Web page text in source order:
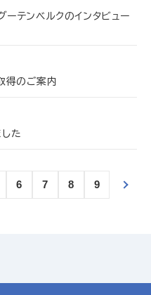
テンベルクのインタビュー
得のご案内
た
6 7 8 9